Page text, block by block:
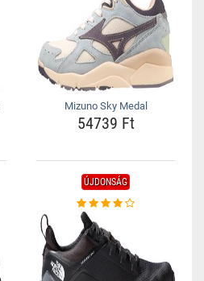
Mizuno Sky Medal
54739 Ft
ÚJDONSÁG